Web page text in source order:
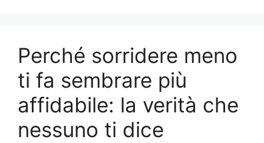
Perché sorridere meno
ti fa sembrare più
affidabile: la verità che
nessuno ti dice